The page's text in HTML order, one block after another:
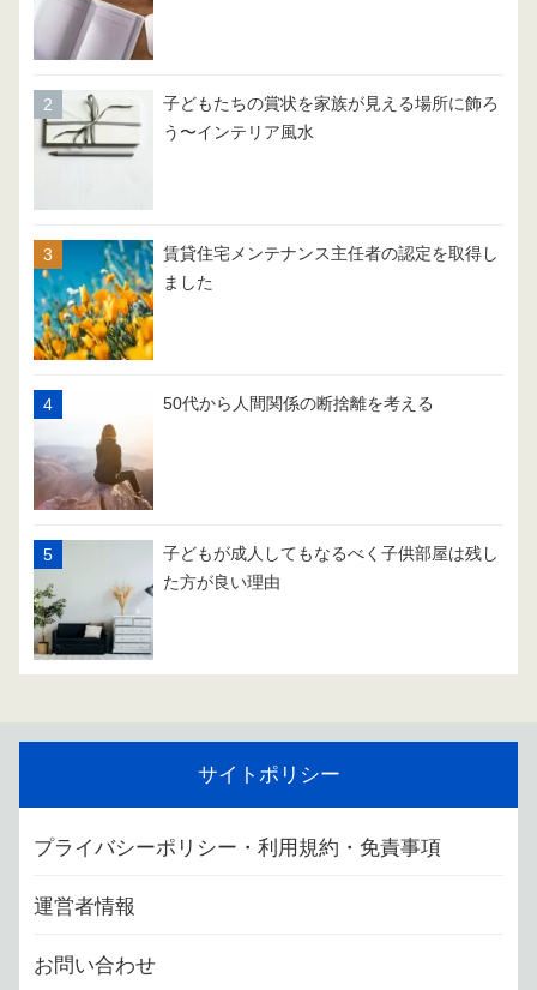
子どもたちの賞状を家族が見える場所に飾ろ
う〜インテリア風水
賃貸住宅メンテナンス主任者の認定を取得し
ました
50代から人間関係の断捨離を考える
子どもが成人してもなるべく子供部屋は残し
た方が良い理由
サイトポリシー
プライバシーポリシー・利用規約・免責事項
運営者情報
お問い合わせ